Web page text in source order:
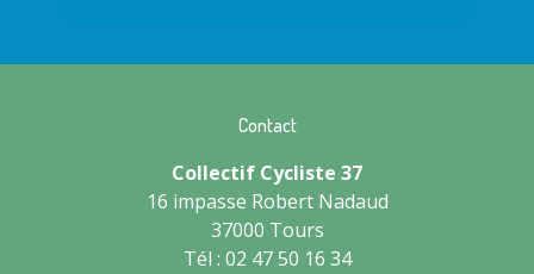
Contact
Collectif Cycliste 37
16 impasse Robert Nadaud
37000 Tours
Tél : 02 47 50 16 34